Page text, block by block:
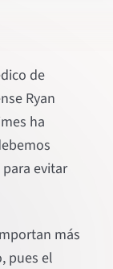
de
Ryan
ha
evitar
más
pues el